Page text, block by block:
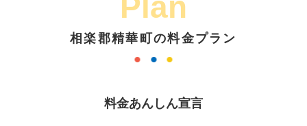
相楽郡精華町の料金プラン
料金あんしん宣言